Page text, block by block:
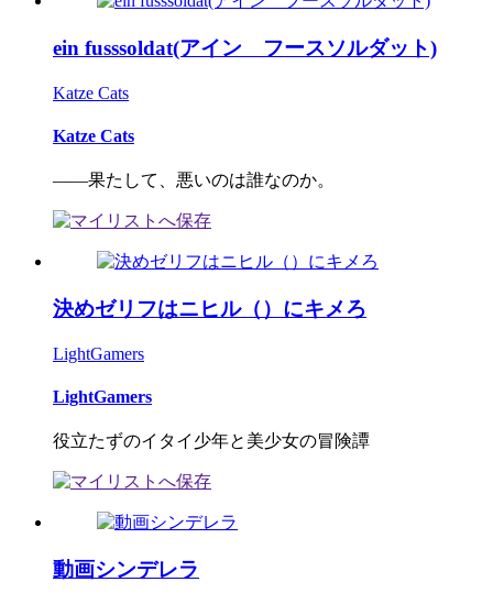
ein fusssoldat(アイン フースソルダット)
Katze Cats
Katze Cats
――果たして、悪いのは誰なのか。
決めゼリフはニヒル（）にキメろ
LightGamers
LightGamers
役立たずのイタイ少年と美少女の冒険譚
動画シンデレラ